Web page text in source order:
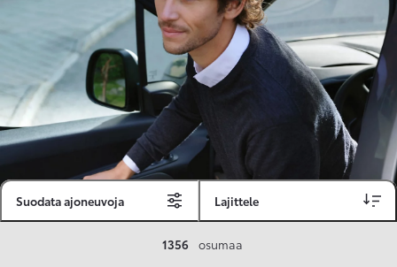
Suodata ajoneuvoja Lajittele
1356 osumaa